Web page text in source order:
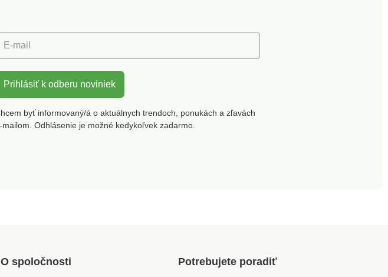
E-mail
Prihlásiť k odberu noviniek
byť informovaný/á o aktuálnych trendoch, ponukách a zľavách
mailom. Odhlásenie je možné kedykoľvek zadarmo.
O spoločnosti Potrebujete poradiť